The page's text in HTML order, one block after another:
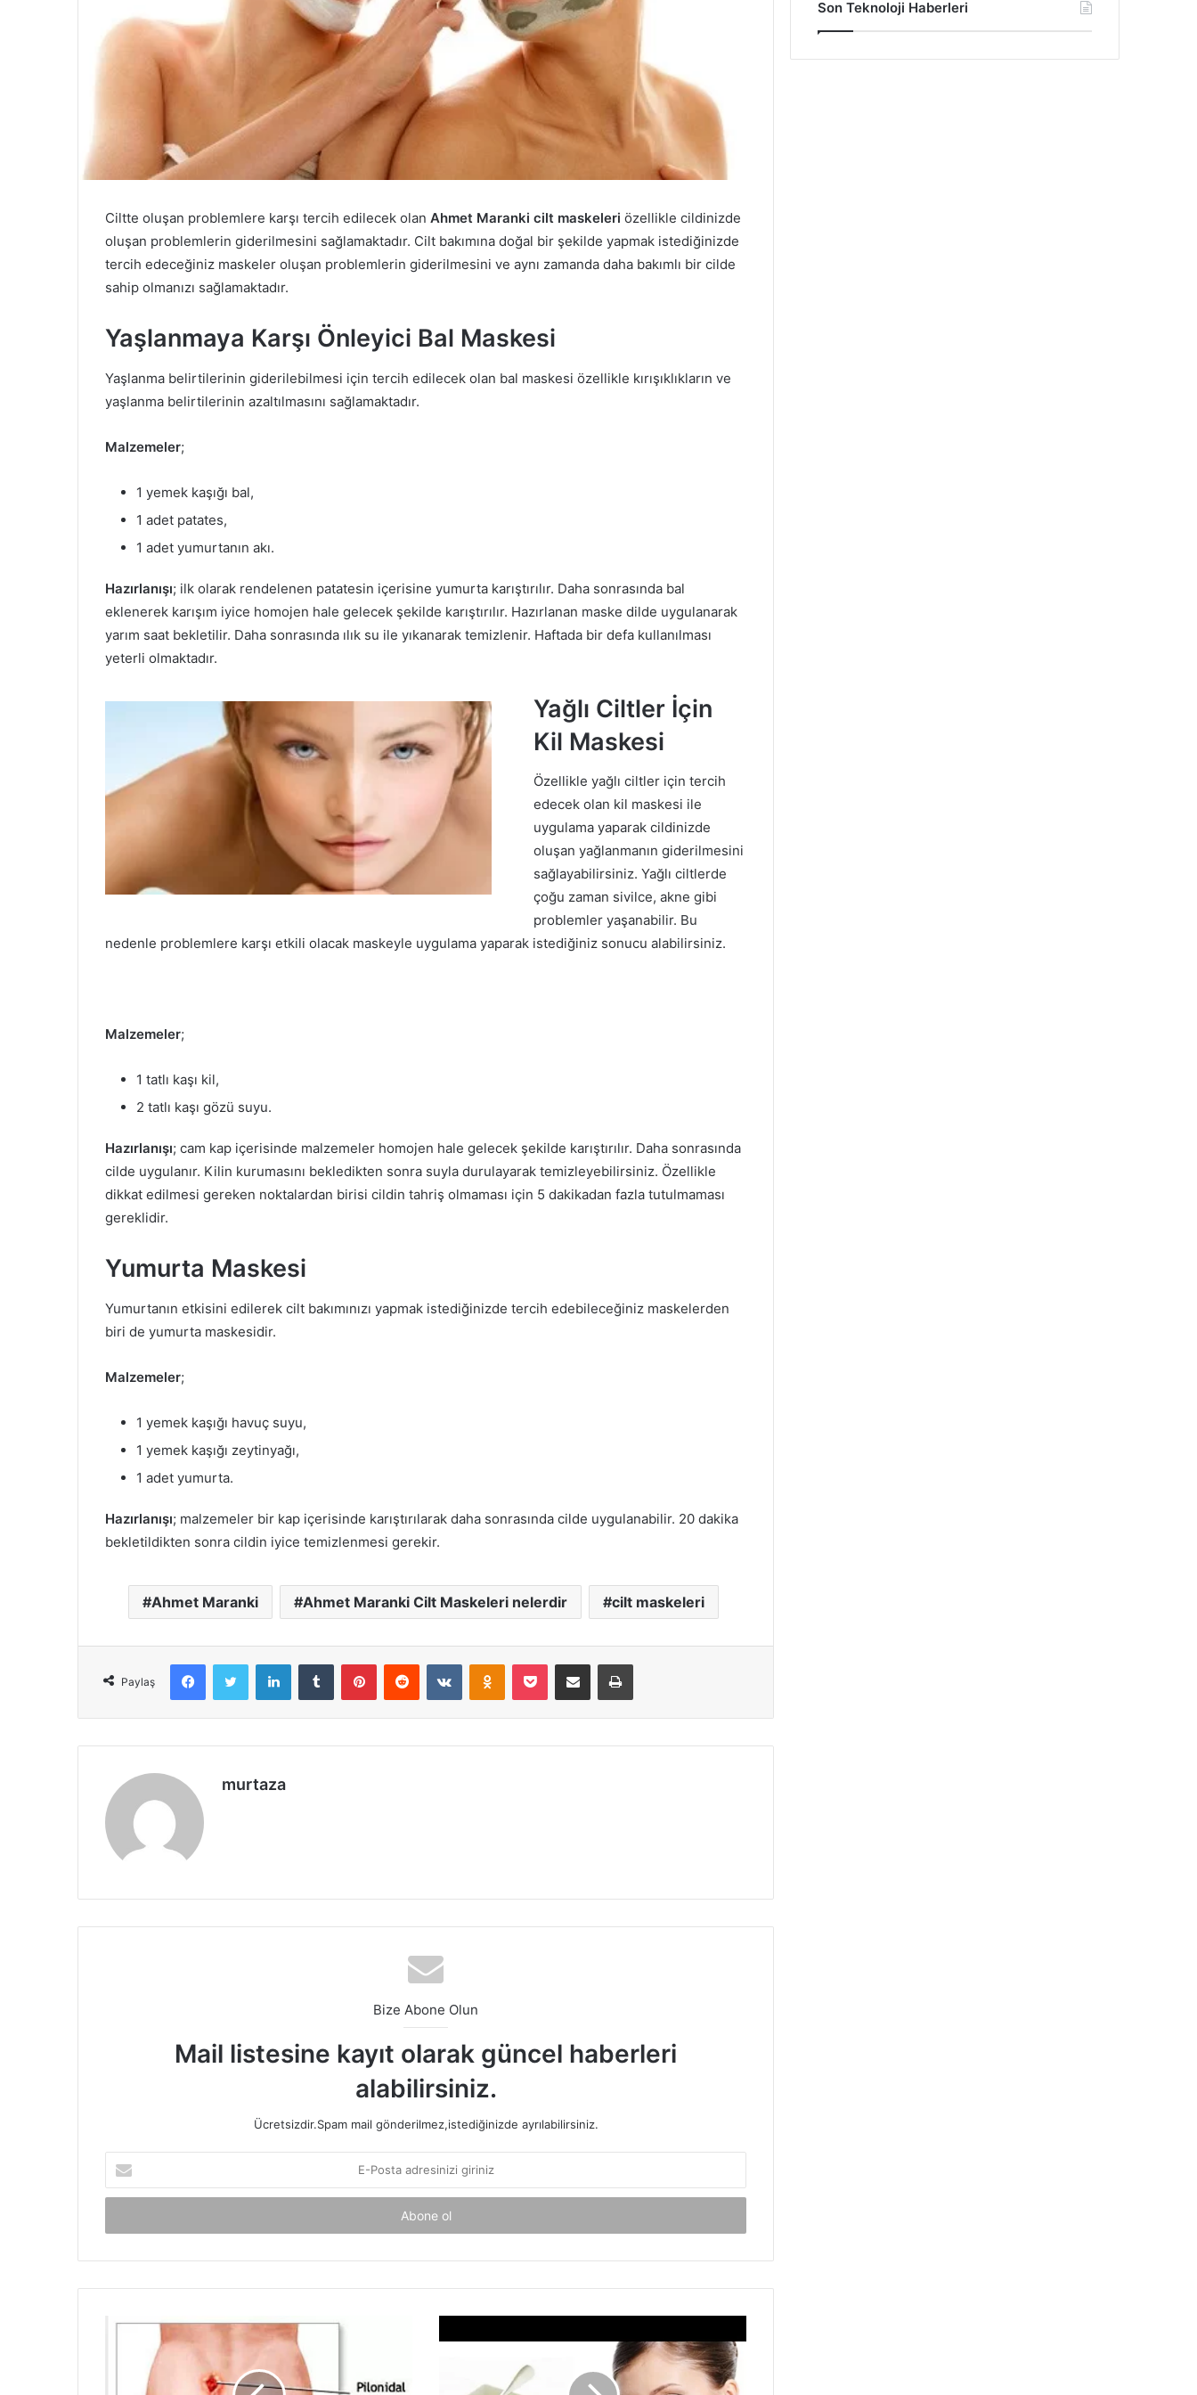
Ciltte oluşan problemlere karşı tercih edilecek olan Ahmet Maranki cilt maskeleri özellikle cildinizde
oluşan problemlerin giderilmesini sağlamaktadır. Cilt bakımına doğal bir şekilde yapmak istediğinizde
tercih edeceğiniz maskeler oluşan problemlerin giderilmesini ve aynı zamanda daha bakımlı bir cilde
sahip olmanızı sağlamaktadır.
Yaşlanmaya Karşı Önleyici Bal Maskesi
Yaşlanma belirtilerinin giderilebilmesi için tercih edilecek olan bal maskesi özellikle kırışıklıkların ve
yaşlanma belirtilerinin azaltılmasını sağlamaktadır.
Malzemeler;
1 yemek kaşığı bal,
1 adet patates,
1 adet yumurtanın akı.
Hazırlanışı; ilk olarak rendelenen patatesin içerisine yumurta karıştırılır. Daha sonrasında bal
eklenerek karışım iyice homojen hale gelecek şekilde karıştırılır. Hazırlanan maske dilde uygulanarak
yarım saat bekletilir. Daha sonrasında ılık su ile yıkanarak temizlenir. Haftada bir defa kullanılması
yeterli olmaktadır.
Yağlı Ciltler İçin
Kil Maskesi
Özellikle yağlı ciltler için tercih
edecek olan kil maskesi ile
uygulama yaparak cildinizde
oluşan yağlanmanın giderilmesini
sağlayabilirsiniz. Yağlı ciltlerde
çoğu zaman sivilce, akne gibi
problemler yaşanabilir. Bu
nedenle problemlere karşı etkili olacak maskeyle uygulama yaparak istediğiniz sonucu alabilirsiniz.
Malzemeler;
1 tatlı kaşı kil,
2 tatlı kaşı gözü suyu.
Hazırlanışı; cam kap içerisinde malzemeler homojen hale gelecek şekilde karıştırılır. Daha sonrasında
cilde uygulanır. Kilin kurumasını bekledikten sonra suyla durulayarak temizleyebilirsiniz. Özellikle
dikkat edilmesi gereken noktalardan birisi cildin tahriş olmaması için 5 dakikadan fazla tutulmaması
gereklidir.
Yumurta Maskesi
Yumurtanın etkisini edilerek cilt bakımınızı yapmak istediğinizde tercih edebileceğiniz maskelerden
biri de yumurta maskesidir.
Malzemeler;
1 yemek kaşığı havuç suyu,
1 yemek kaşığı zeytinyağı,
1 adet yumurta.
Hazırlanışı; malzemeler bir kap içerisinde karıştırılarak daha sonrasında cilde uygulanabilir. 20 dakika
bekletildikten sonra cildin iyice temizlenmesi gerekir.
Ahmet Maranki Ahmet Maranki Cilt Maskeleri nelerdir cilt maskeleri
Paylaş
Facebook
X LinkedInTumblr PinterestReddit VKontakteOdnoklassniki
Pocket E-Posta ile paylaş Yazdır
murtaza
Bize Abone Olun
Mail listesine kayıt olarak güncel haberleri
alabilirsiniz.
Ücretsizdir.Spam mail gönderilmez,istediğinizde ayrılabilirsiniz.
Posta
adresinizi
Kuyruk
Sokumunda
Maskesi
Son Teknoloji Haberleri